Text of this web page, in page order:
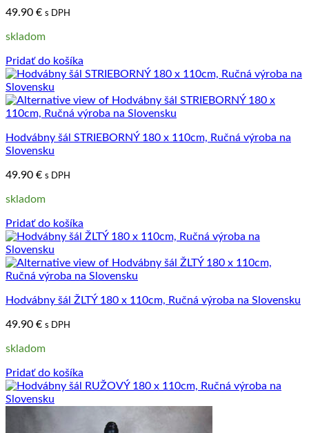
49.90 € s DPH
skladom
Pridať do košíka
Hodvábny šál STRIEBORNÝ 180 x 110cm, Ručná výroba na
Slovensku
49.90 € s DPH
skladom
Pridať do košíka
Hodvábny šál ŽLTÝ 180 x 110cm, Ručná výroba na Slovensku
49.90 € s DPH
skladom
Pridať do košíka